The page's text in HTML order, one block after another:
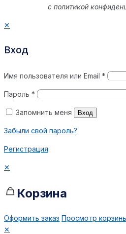
с политикой
✕
Вход
Имя пользователя или Email *
Пароль *
Запомнить меня Вход
Забыли свой пароль?
Регистрация
✕
Корзина
Оформить заказ Просмотр
✕